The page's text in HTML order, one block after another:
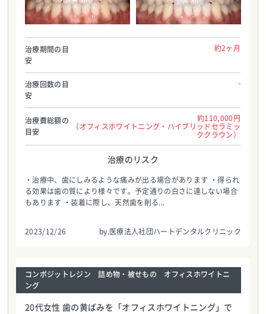
医療法人社団ハートデンタルクリニック
TEL:0986587700
医療法人社団ハートデンタルクリニック
TEL:0986587700
治療期間の目
安
約2ヶ月
治療回数の目
安
-
治療費総額の
目安
約110,000円
（オフィスホワイトニング・ハイブリッドセラミッ
ククラウン）
治療のリスク
・治療中、歯にしみるような痛みが出る場合があります ・得られ
る効果は歯の質により様々です。予定通りの白さに達しない場合
もあります ・装着に際し、天然歯を削る...
2023/12/26 by.医療法人社団ハートデンタルクリニック
コンポジットレジン 詰め物・被せもの オフィスホワイトニ
ング
20代女性 歯の黄ばみを「オフィスホワイトニング」で